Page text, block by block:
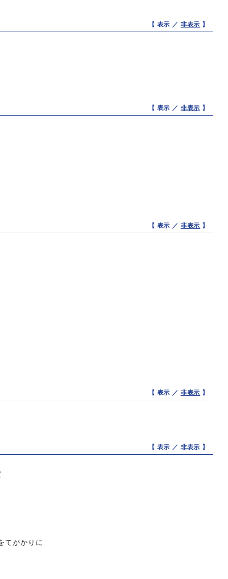
【 表示 ／ 非表示 】
【 表示 ／ 非表示 】
【 表示 ／ 非表示 】
【 表示 ／ 非表示 】
【 表示 ／ 非表示 】
てがかりに